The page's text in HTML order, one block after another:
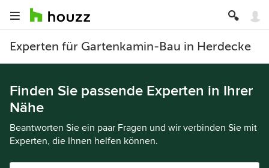
Experten für Gartenkamin-Bau in Herdecke
Finden Sie passende Experten in Ihrer
Nähe
Beantworten Sie ein paar Fragen und wir verbinden Sie mit
Experten, die Ihnen helfen können.